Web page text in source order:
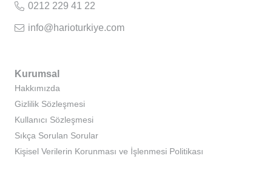
0212 229 41 22
info@harioturkiye.com
Kurumsal
Hakkımızda
Gizlilik Sözleşmesi
Kullanıcı Sözleşmesi
Sıkça Sorulan Sorular
Kişisel Verilerin Korunması ve İşlenmesi Politikası